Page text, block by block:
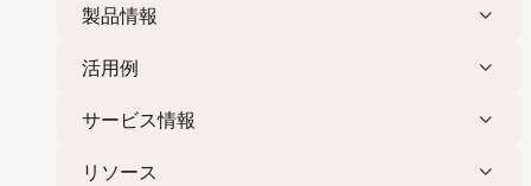
製品情報
活用例
サービス情報
リソース